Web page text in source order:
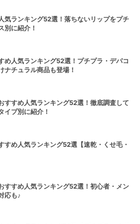
気ランキング52選！落ちないリップをプチ
別に紹介！
め人気ランキング52選！プチプラ・デパコ
ナチュラル商品も登場！
すすめ人気ランキング52選！徹底調査して
イプ別に紹介！
すめ人気ランキング52選【速乾・くせ毛・
すすめ人気ランキング52選！初心者・メン
応も♪